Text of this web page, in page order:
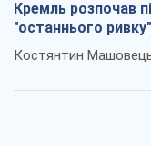
Кремль розпочав
"останнього ривку"
Костянтин